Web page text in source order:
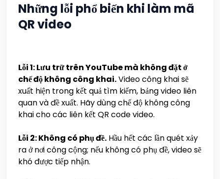
Những lỗi phổ biến khi làm mã
QR video
Lỗi 1: Lưu trữ trên YouTube mà không đặt ở
chế độ không công khai.Video công khai sẽ
xuất hiện trong kết quả tìm kiếm, bảng video liên
quan và đề xuất. Hãy dùng chế độ không công
khai cho các liên kết QR code video.
Lỗi 2: Không có phụ đề. Hầu hết các lần quét xảy
ra ở nơi công cộng; nếu không có phụ đề, video sẽ
khó được tiếp nhận.